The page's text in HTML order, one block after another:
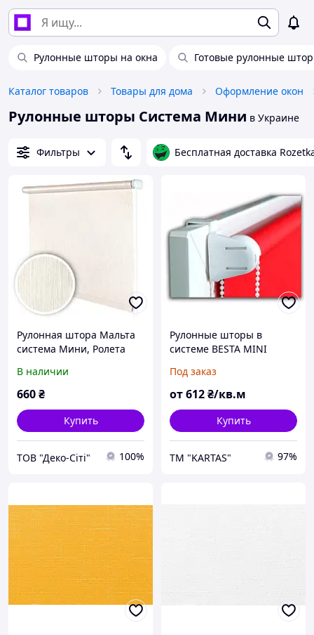
Рулонные шторы на окна Готовые рулонные
Каталог товаров Товары для дома Оформление окон
Рулонные шторы Система Мини в Украине
Фильтры Бесплатная доставка
Рулонная штора Мальта
система Мини, Ролета
Мини
В наличии
660₴
Купить
ТОВ "Деко-Cіті" 100%
Рулонные шторы в
системе BESTA MINI
Под заказ
от612₴/кв.м
Купить
TM "KARTAS" 97%